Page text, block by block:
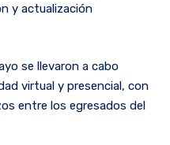
y actualización
se llevaron a cabo
virtual y presencial, con
entre los egresados del